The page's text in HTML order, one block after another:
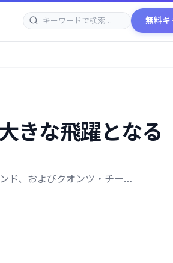
無料キ
きな飛躍とな
ド、およびクオンツ・チー…